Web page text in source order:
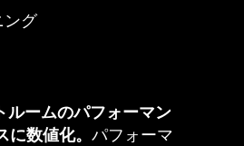
ング
ルームのパフォーマン
に数値化。 パフォーマ